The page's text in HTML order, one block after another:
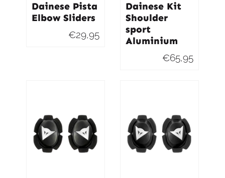
Dainese Pista
Elbow Sliders
€29,95
Dainese Kit
Shoulder
sport
Aluminium
€65,95